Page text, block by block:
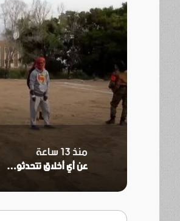
منذ 13 ساعة
​عن أي أخلاق تتحدثون ودماء أبطالنا لم تجف